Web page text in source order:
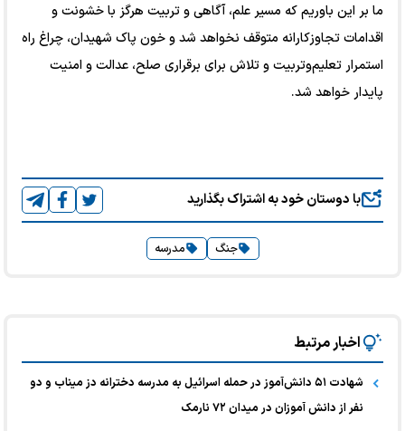
ما بر این باوریم که مسیر علم، آگاهی و تربیت هرگز با خشونت و
اقدامات تجاوزکارانه متوقف نخواهد شد و خون پاک شهیدان، چراغ راه
استمرار تعلیم‌وتربیت و تلاش برای برقراری صلح، عدالت و امنیت
پایدار خواهد شد.
با دوستان خود به اشتراک بگذارید
جنگ مدرسه
اخبار مرتبط
شهادت ۵۱ دانش‌آموز در حمله اسرائیل به مدرسه دخترانه دز میناب و دو
نفر از دانش آموزان در میدان ۷۲ نارمک